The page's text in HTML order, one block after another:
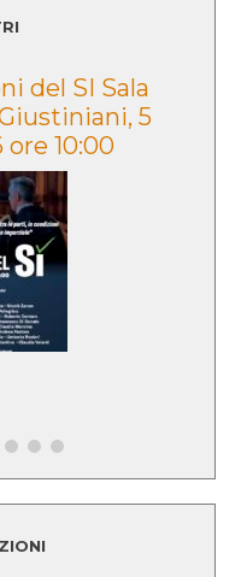
del SI Sala
5
10:00